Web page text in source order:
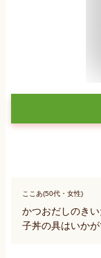
ここあ(50代・女性)
かつおだしのき
子丼の具はいか